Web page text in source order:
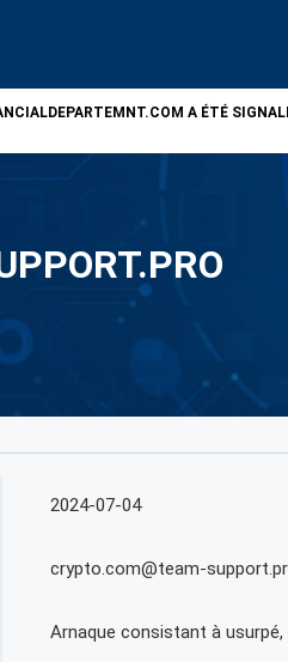
A ÉTÉ
2024-07-04
crypto.com@team-
Arnaque consistant à